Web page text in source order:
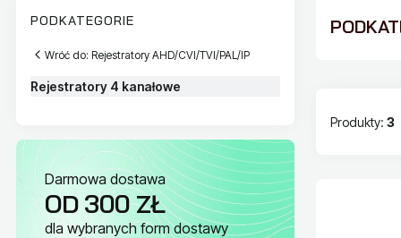
PODKATEGORIE
Wróć do: Rejestratory AHD/CVI/TVI/PAL/IP
Rejestratory 4 kanałowe
Darmowa dostawa
OD 300 ZŁ
dla wybranych form dostawy
Produkty: 3